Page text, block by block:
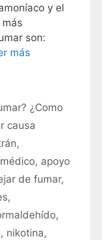
y el
son:
más
¿Como
causa
,
, apoyo
de fumar,
,
,
, nikotina,